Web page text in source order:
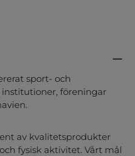
sport- och
föreningar
av kvalitetsprodukter
fysisk aktivitet. Vårt mål